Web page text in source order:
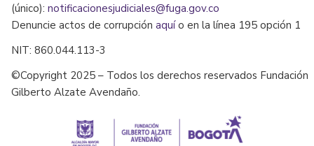
(único): notificacionesjudiciales@fuga.gov.co
Denuncie actos de corrupción aquío en la línea 195 opción 1
NIT: 860.044.113-3
©Copyright 2025 – Todos los derechos reservados Fundación
Gilberto Alzate Avendaño.